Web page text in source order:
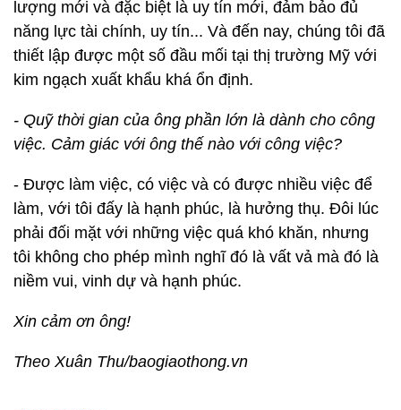
lượng mới và đặc biệt là uy tín mới, đảm bảo đủ
năng lực tài chính, uy tín... Và đến nay, chúng tôi đã
thiết lập được một số đầu mối tại thị trường Mỹ với
kim ngạch xuất khẩu khá ổn định.
- Quỹ thời gian của ông phần lớn là dành cho công
việc. Cảm giác với ông thế nào với công việc?
- Được làm việc, có việc và có được nhiều việc để
làm, với tôi đấy là hạnh phúc, là hưởng thụ. Đôi lúc
phải đối mặt với những việc quá khó khăn, nhưng
tôi không cho phép mình nghĩ đó là vất vả mà đó là
niềm vui, vinh dự và hạnh phúc.
Xin cảm ơn ông!
Theo Xuân Thu/baogiaothong.vn